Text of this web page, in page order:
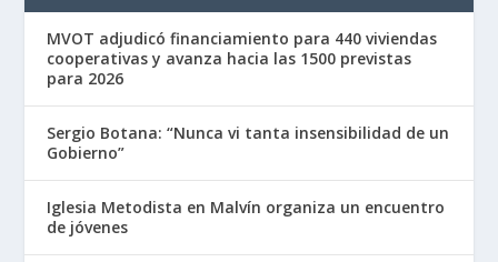
MVOT adjudicó financiamiento para 440 viviendas
cooperativas y avanza hacia las 1500 previstas
para 2026
Sergio Botana: “Nunca vi tanta insensibilidad de un
Gobierno”
Iglesia Metodista en Malvín organiza un encuentro
de jóvenes